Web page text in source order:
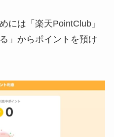
には「楽天PointClub」
」からポイントを預け